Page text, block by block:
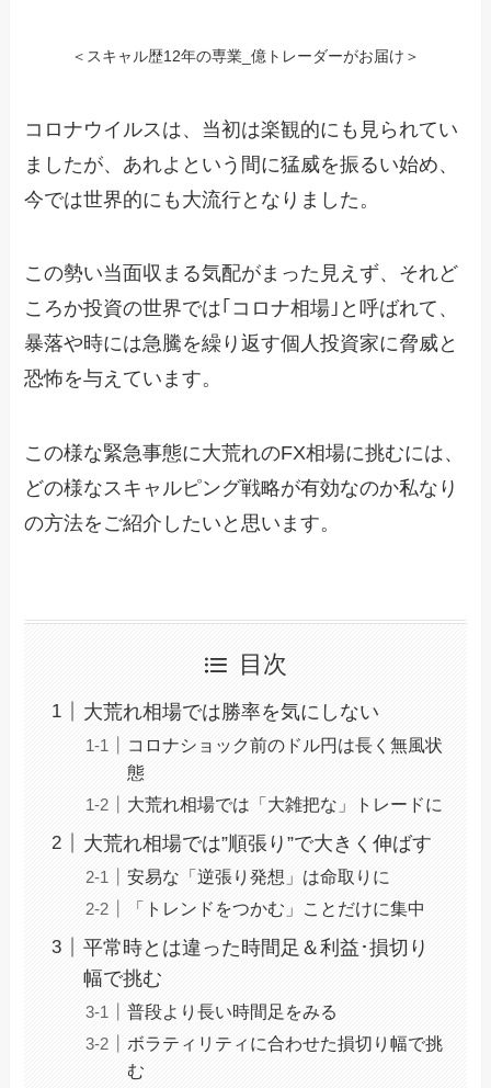
＜スキャル歴12年の専業_億トレーダーがお届け＞
コロナウイルスは、当初は楽観的にも見られてい
ましたが、あれよという間に猛威を振るい始め、
今では世界的にも大流行となりました。
この勢い当面収まる気配がまった見えず、それど
ころか投資の世界では｢コロナ相場｣と呼ばれて、
暴落や時には急騰を繰り返す個人投資家に脅威と
恐怖を与えています。
この様な緊急事態に大荒れのFX相場に挑むには、
どの様なスキャルピング戦略が有効なのか私なり
の方法をご紹介したいと思います。
目次
大荒れ相場では勝率を気にしない
コロナショック前のドル円は長く無風状
態
大荒れ相場では「大雑把な」トレードに
大荒れ相場では”順張り”で大きく伸ばす
安易な「逆張り発想」は命取りに
「トレンドをつかむ」ことだけに集中
平常時とは違った時間足＆利益･損切り
幅で挑む
普段より長い時間足をみる
ボラティリティに合わせた損切り幅で挑
む